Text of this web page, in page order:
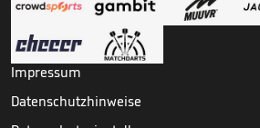
Impressum
Datenschutzhinweise